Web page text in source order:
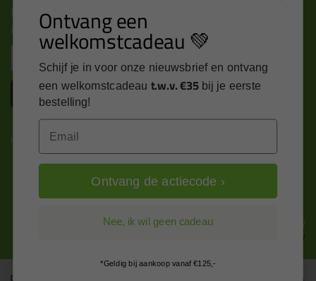
Nieuws, tips en exclusieve deals rechtstreeks in je
inbox
Inschrijven
Kitcentrum is trots op:
Alle prijzen zijn in EURO en excl. 21% BTW
wijzig naar incl. BTW
Ontvang een
welkomstcadeau 💚
Schijf je in voor onze nieuwsbrief en ontvang
een welkomstcadeau t.w.v. €35 bij je eerste
bestelling!
Email
Ontvang de actiecode ›
Nee, ik wil geen cadeau
*Geldig bij aankoop vanaf €125,-